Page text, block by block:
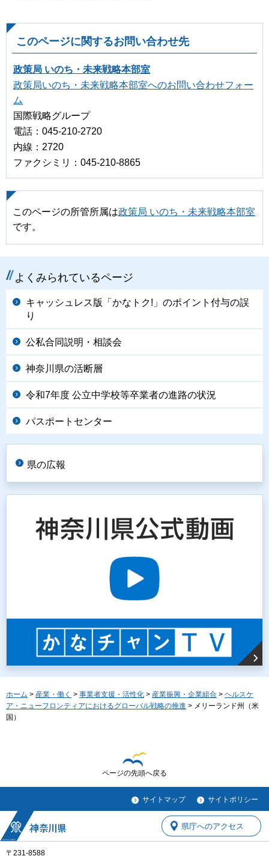
このページに関するお問い合わせ先
政策局 いのち・未来戦略本部室
政策局いのち・未来戦略本部室へのお問い合わせフォー
ム
国際戦略グループ
電話：045-210-2720
内線：2720
ファクシミリ：045‐210‐8865
このページの所管所属は政策局 いのち・未来戦略本部室
です。
よくみられているページ
キャッシュレス版「かなトク!」のポイント付与の誤
り
公私合同説明・相談会
神奈川県の活断層
令和7年度 公立中学校等卒業者の進路の状況
パスポートセンター
県の広報
ホーム > 産業・働く > 事業者支援・活性化 > 産業振興・企業組合 > ヘルスケ
ア・ニューフロンティアにおけるグローバル戦略の推進 > メリーランド州（米
国）
ページの先頭へ戻る
サイトマップ サイトポリシー
〒231-8588
県庁へのアクセス